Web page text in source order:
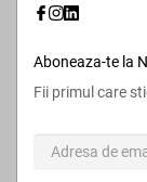
Aboneaza-te la
Fii primul care